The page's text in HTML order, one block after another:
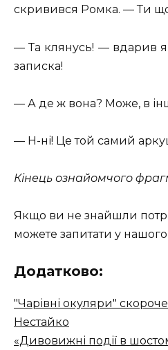
скривився Ромка. — Ти
— Та клянусь! — вдарив
записка!
— А де ж вона? Може, в
— Н-ні! Це той самий
Кінець ознайомчого
Якщо ви не знайшли
можете запитати у нашого
Додатково:
"Чарівні окуляри"
Нестайко
«Дивовижні події в